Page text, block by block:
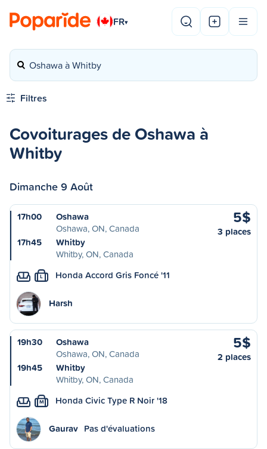
FR▾
Oshawa à Whitby
Filtres
Covoiturages de Oshawa à
Whitby
Dimanche 9 Août
17h00
Oshawa
Oshawa, ON, Canada
17h45
Whitby
Whitby, ON, Canada
5$
3 places
L Honda Accord Gris Foncé '11
Harsh
19h30
Oshawa
Oshawa, ON, Canada
19h45
Whitby
Whitby, ON, Canada
5$
2 places
M Honda Civic Type R Noir '18
Gaurav Pas d'évaluations